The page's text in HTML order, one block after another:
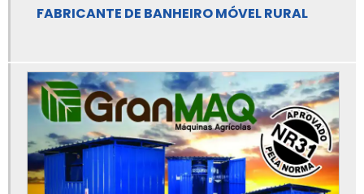
Capota para trator
Carreta basculante de trator
Carreta basculante para trator 3 toneladas
Carreta basculante para trator 5 toneladas
Empresa de área de vivência
FABRICANTE DE BANHEIRO MÓVEL RURAL